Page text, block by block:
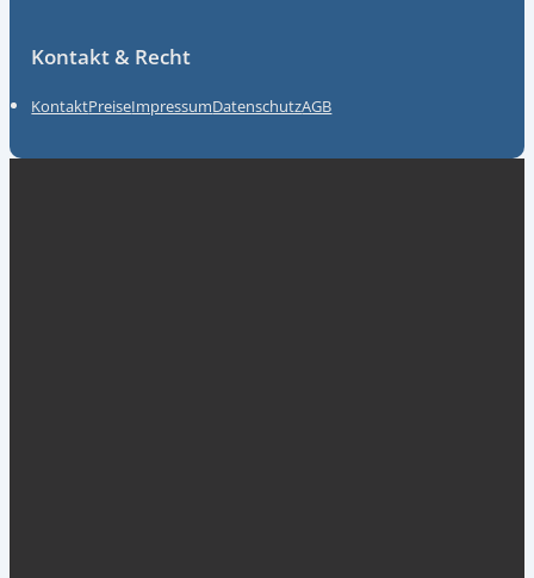
Kontakt & Recht
KontaktPreiseImpressumDatenschutzAGB